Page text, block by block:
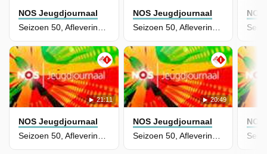
NOS Jeugdjournaal
Seizoen 50, Aflevering 217
NOS Jeugdjournaal
Seizoen 50, Aflevering 216
21:11
NOS Jeugdjournaal
20:49
NOS Jeugdjournaal